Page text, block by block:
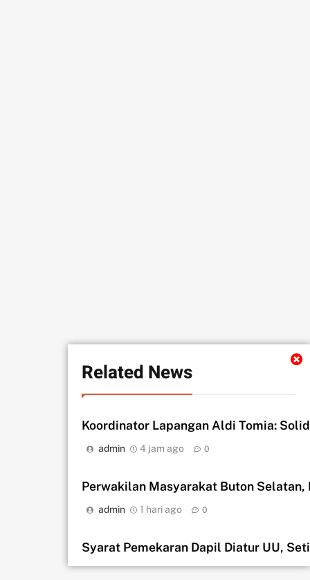
Related News
Koordinator Lapangan Aldi Tomia:
admin 4 jam ago 0
Perwakilan Masyarakat Buton
admin 1 hari ago 0
Syarat Pemekaran Dapil Diatur UU,
admin 1 hari ago 0